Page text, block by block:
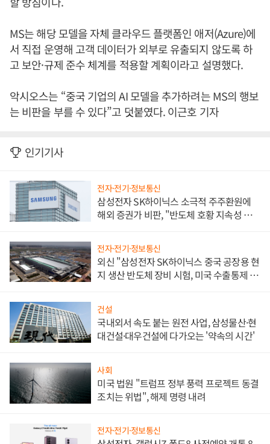
MS는 해당 모델을 자체 클라우드 플랫폼인 애저(Azure)에
서 직접 운영해 고객 데이터가 외부로 유출되지 않도록 하
고 보안·규제 준수 체계를 적용할 계획이라고 설명했다.
악시오스는 “중국 기업의 AI 모델을 추가하려는 MS의 행보
는 비판을 부를 수 있다”고 덧붙였다. 이근호 기자
인기기사
전자·전기·정보통신
삼성전자 SK하이닉스 소극적 주주환원에
해외 증권가 비판, "반도체 호황 지속성 의
전자·전기·정보통신
외신 "삼성전자 SK하이닉스 중국 공장용 현
지 생산 반도체 장비 시험, 미국 수출통제 대
건설
국내외서 속도 붙는 원전 사업, 삼성물산·현
대건설·대우건설에 다가오는 '약속의 시간'
사회
미국 법원 "트럼프 정부 풍력 프로젝트 동결
조치는 위법", 해제 명령 내려
전자·전기·정보통신